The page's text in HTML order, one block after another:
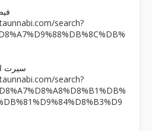
��
search?
��
search?